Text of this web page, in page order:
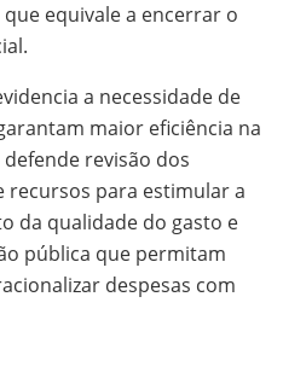
que equivale a encerrar o
a necessidade de
maior eficiência na
revisão dos
para estimular a
da qualidade do gasto e
pública que permitam
despesas com